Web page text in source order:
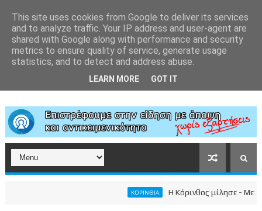
ΚΟΡΙΝΘΙΑ Η Κόρινθος μίλησε -
This site uses cookies from Google to deliver its services
and to analyze traffic. Your IP address and user-agent are
shared with Google along with performance and security
metrics to ensure quality of service, generate usage
statistics, and to detect and address abuse.
LEARN MORE GOT IT